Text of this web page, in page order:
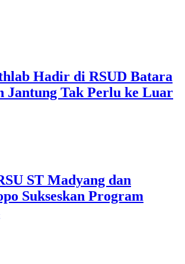
Hadir di RSUD Batara
Jantung Tak Perlu ke Luar
ST Madyang dan
Sukseskan Program